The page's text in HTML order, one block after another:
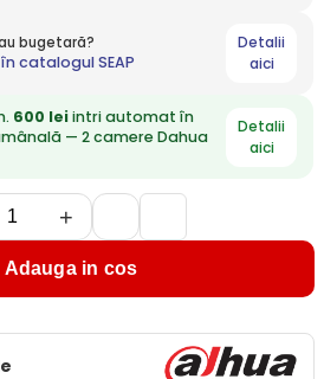
bugetară?
catalogul SEAP
Detalii
aici
600 leiintri automat în
— 2 camere Dahua
Detalii
aici
+
Adauga in cos